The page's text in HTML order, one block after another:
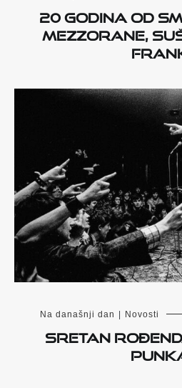
20 godina od
Mezzorane,
Na današnji dan Novosti
Sretan